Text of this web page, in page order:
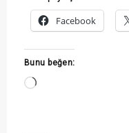
Facebook
Bunu beğen:
Yükleniyor...